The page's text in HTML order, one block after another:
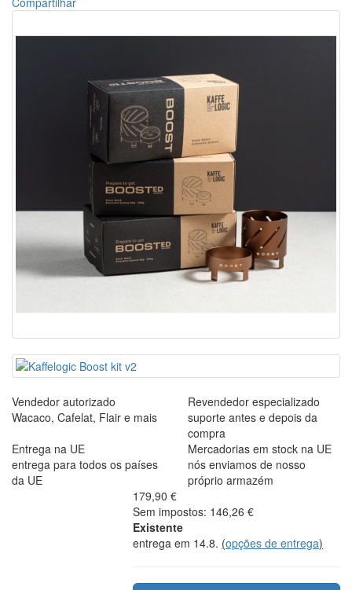
Vendedor autorizado
Wacaco, Cafelat, Flair e mais
Revendedor especializado
suporte antes e depois da
compra
Entrega na UE
entrega para todos os países
da UE
Mercadorias em stock na UE
nós enviamos de nosso
próprio armazém
179,90 €
Sem impostos: 146,26 €
Existente
entrega em 14.8. (opções de entrega)